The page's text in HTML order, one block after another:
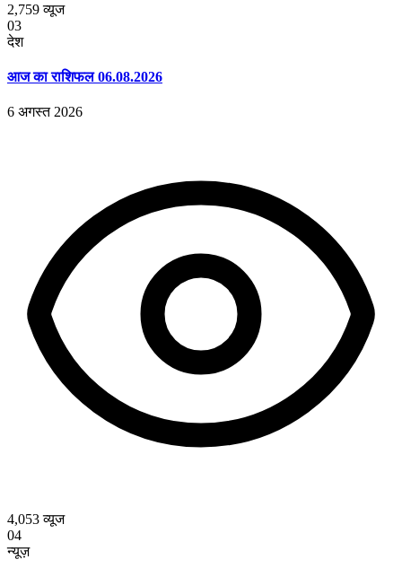
2,759व्यूज
03
देश
आज का राशिफल 06.08.2026
6 अगस्त 2026
4,053व्यूज
04
न्यूज़